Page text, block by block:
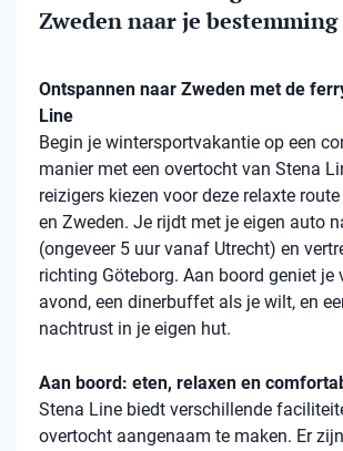
Zweden naar je bestemming
Ontspannen naar Zweden met de
Line
Begin je wintersportvakantie op een
manier met een overtocht van Stena
reizigers kiezen voor deze relaxte
en Zweden. Je rijdt met je eigen auto
(ongeveer 5 uur vanaf Utrecht) en
richting Göteborg. Aan boord geniet je
avond, een dinerbuffet als je wilt, en
nachtrust in je eigen hut.
Aan boord: eten, relaxen en
Stena Line biedt verschillende
overtocht aangenaam te maken. Er